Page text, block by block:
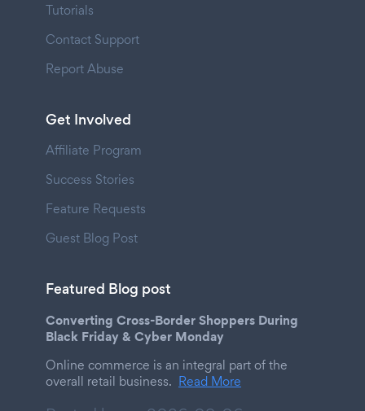
Tutorials
Contact Support
Report Abuse
Get Involved
Affiliate Program
Success Stories
Feature Requests
Guest Blog Post
Featured Blog post
Converting Cross-Border Shoppers During
Black Friday & Cyber Monday
Online commerce is an integral part of the
overall retail business. Read More